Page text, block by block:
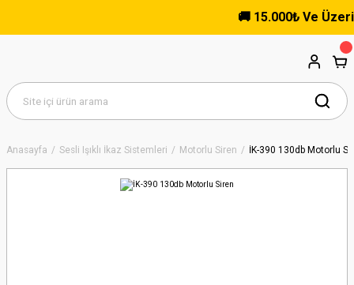
🚚 15.000₺ Ve Üzeri
Anasayfa Sesli Işıklı İkaz Sistemleri Motorlu Siren İK-390 130db Motorlu